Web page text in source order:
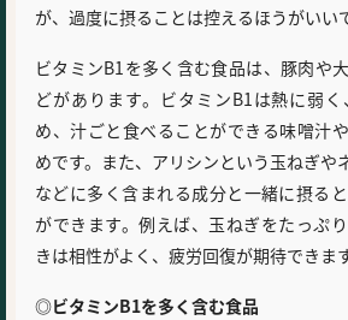
が、過度に摂ることは控えるほうがいい
ビタミンB1を多く含む食品は、豚肉や
どがあります。ビタミンB1は熱に弱
め、汁ごと食べることができる味噌汁
めです。また、アリシンという玉ねぎや
などに多く含まれる成分と一緒に摂る
ができます。例えば、玉ねぎをたっぷ
きは相性がよく、疲労回復が期待できま
◎ビタミンB1を多く含む食品